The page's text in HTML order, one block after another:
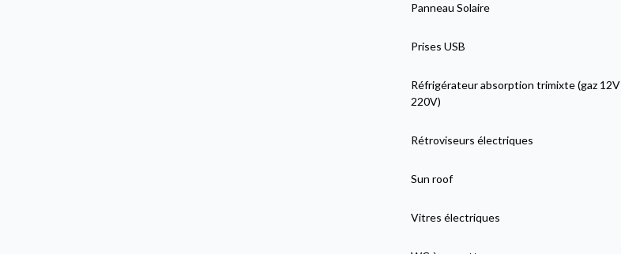
Panneau Solaire
Prises USB
Réfrigérateur absorption trimixte (gaz 12V
220V)
Rétroviseurs électriques
Sun roof
Vitres électriques